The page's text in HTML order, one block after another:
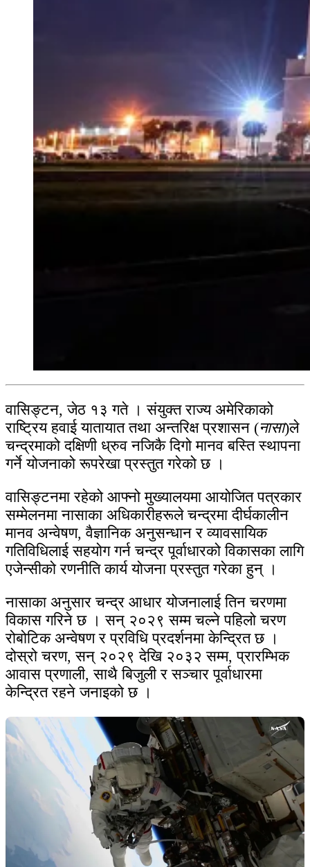
वासिङ्टन, जेठ १३ गते । संयुक्त राज्य अमेरिकाको
राष्ट्रिय हवाई यातायात तथा अन्तरिक्ष प्रशासन (नासा)ले
चन्द्रमाको दक्षिणी ध्रुव नजिकै दिगो मानव बस्ति स्थापना
गर्ने योजनाको रूपरेखा प्रस्तुत गरेको छ ।
वासिङ्टनमा रहेको आफ्नो मुख्यालयमा आयोजित पत्रकार
सम्मेलनमा नासाका अधिकारीहरूले चन्द्रमा दीर्घकालीन
मानव अन्वेषण, वैज्ञानिक अनुसन्धान र व्यावसायिक
गतिविधिलाई सहयोग गर्न चन्द्र पूर्वाधारको विकासका लागि
एजेन्सीको रणनीति कार्य योजना प्रस्तुत गरेका हुन् ।
नासाका अनुसार चन्द्र आधार योजनालाई तिन चरणमा
विकास गरिने छ । सन् २०२९ सम्म चल्ने पहिलो चरण
रोबोटिक अन्वेषण र प्रविधि प्रदर्शनमा केन्द्रित छ ।
दोस्रो चरण, सन् २०२९ देखि २०३२ सम्म, प्रारम्भिक
आवास प्रणाली, साथै बिजुली र सञ्चार पूर्वाधारमा
केन्द्रित रहने जनाइको छ ।